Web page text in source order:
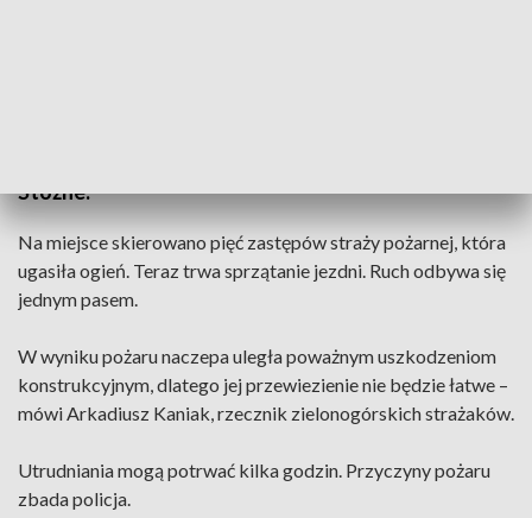
Stożne.
Na miejsce skierowano pięć zastępów straży pożarnej, która
ugasiła ogień. Teraz trwa sprzątanie jezdni. Ruch odbywa się
jednym pasem.
W wyniku pożaru naczepa uległa poważnym uszkodzeniom
konstrukcyjnym, dlatego jej przewiezienie nie będzie łatwe –
mówi Arkadiusz Kaniak, rzecznik zielonogórskich strażaków.
Utrudniania mogą potrwać kilka godzin. Przyczyny pożaru
zbada policja.